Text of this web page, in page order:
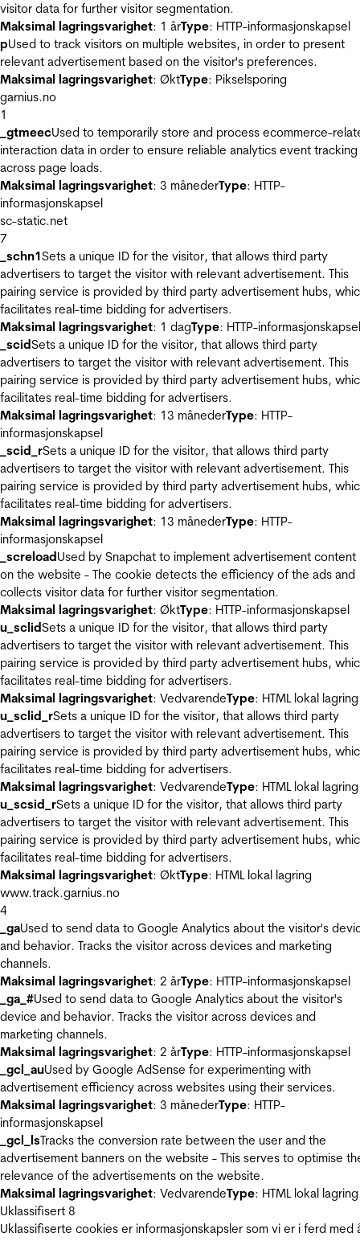
visitor data for further visitor segmentation.
Maksimal lagringsvarighet: 1 årType: HTTP-informasjonskapsel
pUsed to track visitors on multiple websites, in order to present
relevant advertisement based on the visitor's preferences.
Maksimal lagringsvarighet: ØktType: Pikselsporing
garnius.no
1
_gtmeecUsed to temporarily store and process ecommerce-
interaction data in order to ensure reliable analytics event tracking
across page loads.
Maksimal lagringsvarighet: 3 månederType: HTTP-
informasjonskapsel
sc-static.net
7
_schn1Sets a unique ID for the visitor, that allows third party
advertisers to target the visitor with relevant advertisement. This
pairing service is provided by third party advertisement hubs,
facilitates real-time bidding for advertisers.
Maksimal lagringsvarighet: 1 dagType: HTTP-informasjonskapsel
_scidSets a unique ID for the visitor, that allows third party
advertisers to target the visitor with relevant advertisement. This
pairing service is provided by third party advertisement hubs,
facilitates real-time bidding for advertisers.
Maksimal lagringsvarighet: 13 månederType: HTTP-
informasjonskapsel
_scid_rSets a unique ID for the visitor, that allows third party
advertisers to target the visitor with relevant advertisement. This
pairing service is provided by third party advertisement hubs,
facilitates real-time bidding for advertisers.
Maksimal lagringsvarighet: 13 månederType: HTTP-
informasjonskapsel
_screloadUsed by Snapchat to implement advertisement content
on the website - The cookie detects the efficiency of the ads and
collects visitor data for further visitor segmentation.
Maksimal lagringsvarighet: ØktType: HTTP-informasjonskapsel
u_sclidSets a unique ID for the visitor, that allows third party
advertisers to target the visitor with relevant advertisement. This
pairing service is provided by third party advertisement hubs,
facilitates real-time bidding for advertisers.
Maksimal lagringsvarighet: VedvarendeType: HTML lokal lagring
u_sclid_rSets a unique ID for the visitor, that allows third party
advertisers to target the visitor with relevant advertisement. This
pairing service is provided by third party advertisement hubs,
facilitates real-time bidding for advertisers.
Maksimal lagringsvarighet: VedvarendeType: HTML lokal lagring
u_scsid_rSets a unique ID for the visitor, that allows third party
advertisers to target the visitor with relevant advertisement. This
pairing service is provided by third party advertisement hubs,
facilitates real-time bidding for advertisers.
Maksimal lagringsvarighet: ØktType: HTML lokal lagring
www.track.garnius.no
4
_gaUsed to send data to Google Analytics about the visitor's
and behavior. Tracks the visitor across devices and marketing
channels.
Maksimal lagringsvarighet: 2 årType: HTTP-informasjonskapsel
_ga_#Used to send data to Google Analytics about the visitor's
device and behavior. Tracks the visitor across devices and
marketing channels.
Maksimal lagringsvarighet: 2 årType: HTTP-informasjonskapsel
_gcl_auUsed by Google AdSense for experimenting with
advertisement efficiency across websites using their services.
Maksimal lagringsvarighet: 3 månederType: HTTP-
informasjonskapsel
_gcl_lsTracks the conversion rate between the user and the
advertisement banners on the website - This serves to optimise
relevance of the advertisements on the website.
Maksimal lagringsvarighet: VedvarendeType: HTML lokal lagring
Uklassifisert 8
Uklassifiserte cookies er informasjonskapsler som vi er i ferd med